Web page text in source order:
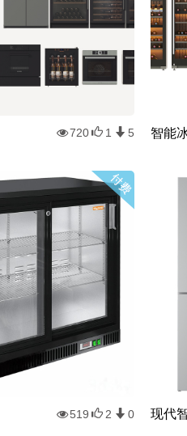
720 1 5 智能
519 2 0 现代